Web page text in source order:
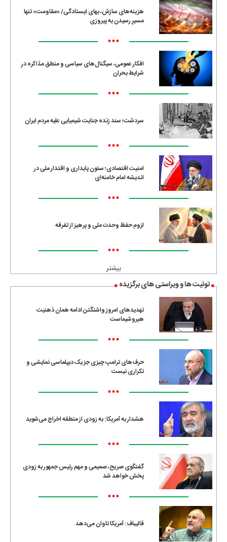
هزینه‌های سازش، بهای ایستادگی/ «مقاومت» تنها
مسیرِ رسیدن به پیروزی
•••
افکار عمومی، سیگنال‌های سیاسی و منطق مذاکره در
شرایط بحران
•••
سردشت؛ سند زنده جنایت شیمیایی علیه مردم ایران
•••
امنیت اقتصادی؛ ستون پایداری و اقتدار ملی در
اندیشه امام خامنه‌ای
•••
لزوم حفظ وحدت ملی و پرهیز از تفرقه
•••
بیشتر
توئیت ها و ویراستی های برگزیده
تهدیدهای امروز واشنگتن ادامه همان ذهنیت
هیروشیماست
•••
حرف‌های ترامپ چیزی جز یک دیپلماسی نمایشی و
تکراری نیست
•••
هشدار به آمریکا: به زودی از منطقه اخراج می‌شوید
•••
گفتگوی صریح، صمیمی و مهم رئیس جمهور به زودی
پخش خواهد شد
•••
قالیباف: آمریکا تاوان می‌دهد